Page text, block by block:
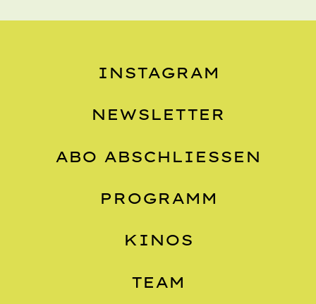
INSTAGRAM
NEWSLETTER
ABO ABSCHLIESSEN
PROGRAMM
KINOS
TEAM